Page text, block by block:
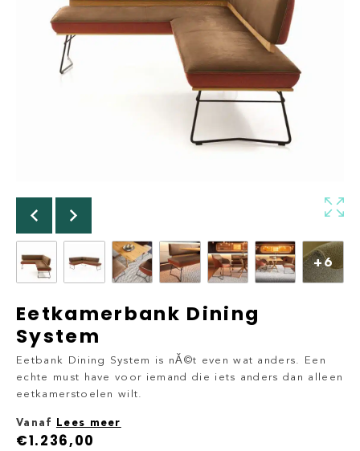
+6
Eetkamerbank Dining
System
Eetbank Dining System is nĂ©t even wat anders. Een
echte must have voor iemand die iets anders dan alleen
eetkamerstoelen wilt.
Vanaf Lees meer
€1.236,00